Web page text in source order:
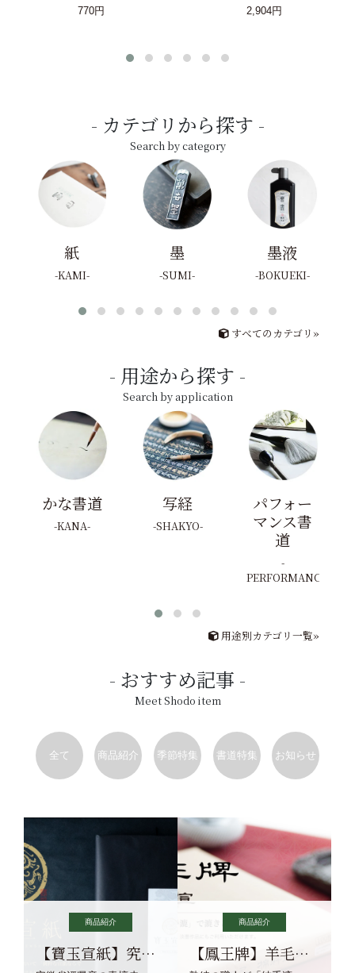
770円 2,904円
カテゴリから探す
Search by category
紙
KAMI
墨
SUMI
墨液
BOKUEKI
すべてのカテゴリ»
用途から探す
Search by application
かな書道
KANA
写経
SHAKYO
パフォー
マンス書
道
PERFORMANCE
用途別カテゴリ一覧»
おすすめ記事
Meet Shodo item
全て 商品紹介 季節特集 書道特集 お知らせ
商品紹介
【寶玉宣紙】究極の純粋な宣紙を目指す寶玉宣紙
商品紹介
【鳳王牌】羊毛筆×濃墨での揮毫に最適な宣紙系画仙紙